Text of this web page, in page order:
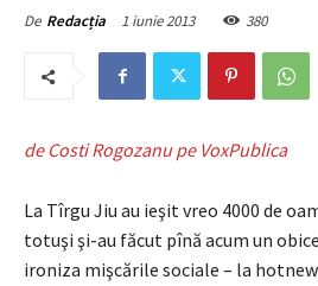
De Redacția 1 iunie 2013 380
de Costi Rogozanu pe VoxPublica
La Tîrgu Jiu au ieşit vreo 4000 de
totuşi şi-au făcut pînă acum un
ironiza mişcările sociale – la